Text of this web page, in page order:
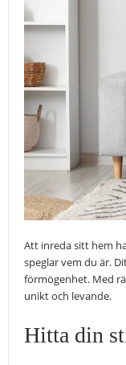
Att inreda sitt hem
speglar vem du är.
förmögenhet. Med
unikt och levande.
Hitta din